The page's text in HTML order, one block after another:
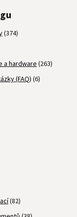
(374)
a hardware (263)
(FAQ) (6)
(82)